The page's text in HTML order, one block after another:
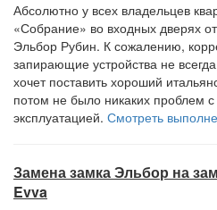
Абсолютно у всех владельцев
«Собрание» во входных дверях
Эльбор Рубин. К сожалению,
запирающие устройства не
хочет поставить хороший
потом не было никаких проблем с
эксплуатацией. Смотреть
Замена замка Эльбор на
Evva